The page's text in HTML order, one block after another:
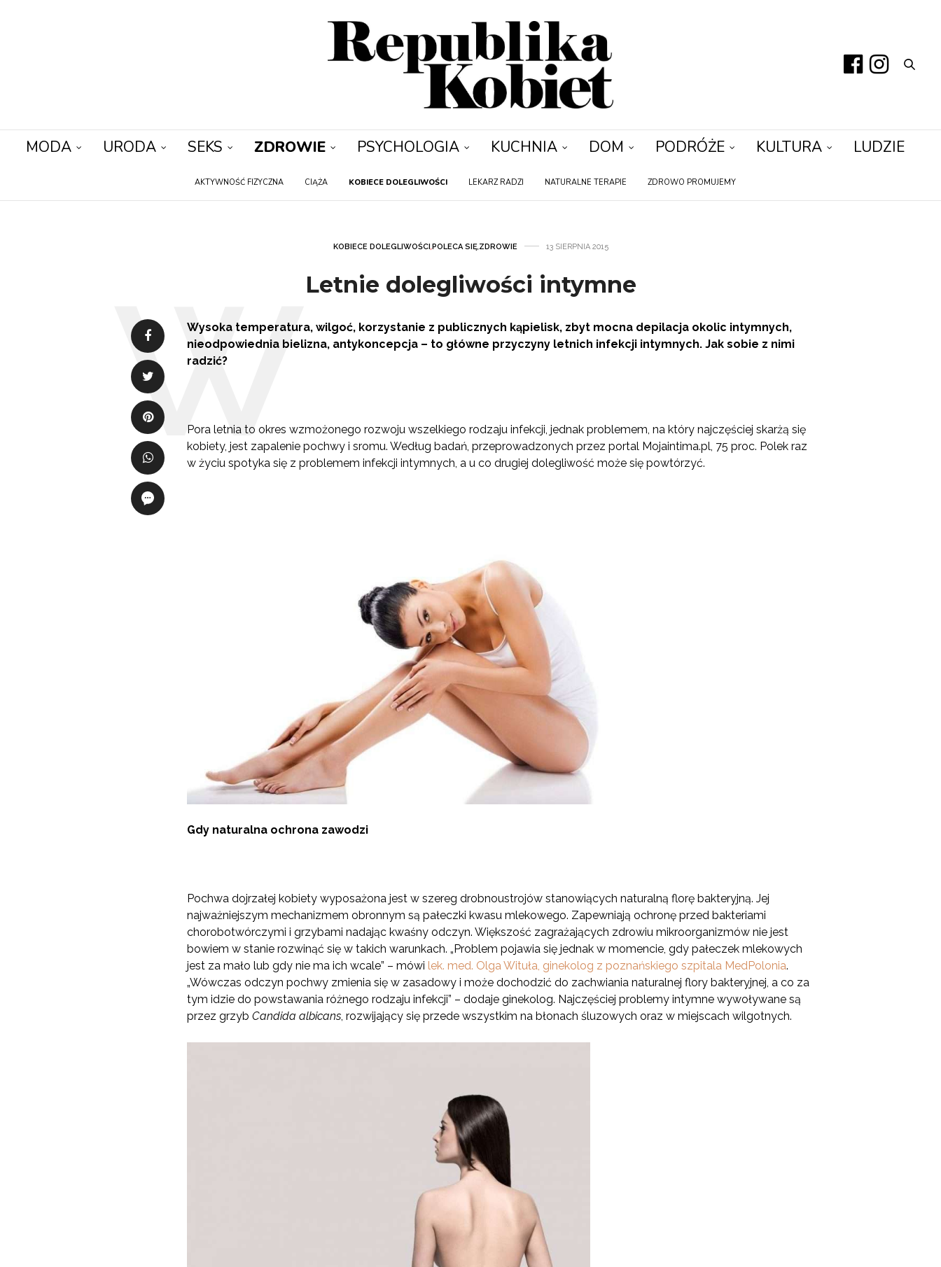
MODA URODA SEKS ZDROWIE PSYCHOLOGIA KUCHNIA DOM PODRÓŻE KULTURA LUDZIE
AKTYWNOŚĆ FIZYCZNA CIĄŻA KOBIECE DOLEGLIWOŚCI LEKARZ RADZI NATURALNE TERAPIE ZDROWO PROMUJEMY
KOBIECE DOLEGLIWOŚCI,POLECA SIĘ,ZDROWIE 13 SIERPNIA 2015
Letnie dolegliwości intymne
Wysoka temperatura, wilgoć, korzystanie z publicznych kąpielisk, zbyt mocna depilacja okolic intymnych,
nieodpowiednia bielizna, antykoncepcja – to główne przyczyny letnich infekcji intymnych. Jak sobie z nimi
radzić?
Pora letnia to okres wzmożonego rozwoju wszelkiego rodzaju infekcji, jednak problemem, na który najczęściej skarżą się
kobiety, jest zapalenie pochwy i sromu. Według badań, przeprowadzonych przez portal Mojaintima.pl, 75 proc. Polek raz
w życiu spotyka się z problemem infekcji intymnych, a u co drugiej dolegliwość może się powtórzyć.
Gdy naturalna ochrona zawodzi
Pochwa dojrzałej kobiety wyposażona jest w szereg drobnoustrojów stanowiących naturalną florę bakteryjną. Jej
najważniejszym mechanizmem obronnym są pałeczki kwasu mlekowego. Zapewniają ochronę przed bakteriami
chorobotwórczymi i grzybami nadając kwaśny odczyn. Większość zagrażających zdrowiu mikroorganizmów nie jest
bowiem w stanie rozwinąć się w takich warunkach. „Problem pojawia się jednak w momencie, gdy pałeczek mlekowych
jest za mało lub gdy nie ma ich wcale” – mówi lek. med. Olga Wituła, ginekolog z poznańskiego szpitala MedPolonia.
„Wówczas odczyn pochwy zmienia się w zasadowy i może dochodzić do zachwiania naturalnej flory bakteryjnej, a co za
tym idzie do powstawania różnego rodzaju infekcji” – dodaje ginekolog. Najczęściej problemy intymne wywoływane są
przez grzyb Candida albicans , rozwijający się przede wszystkim na błonach śluzowych oraz w miejscach wilgotnych.